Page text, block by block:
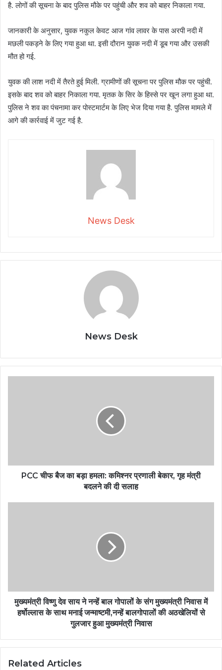
है. लोगों की सूचना के बाद पुलिस मौके पर पहुंची और शव को बाहर निकाला गया.
जानकारी के अनुसार, युवक नकुल केवट आज गांव लावर के पास अरपी नदी में
मछली पकड़ने के लिए गया हुआ था. इसी दौरान युवक नदी में डूब गया और उसकी
मौत हो गई.
युवक की लाश नदी में तैरते हुई मिली. ग्रामीणों की सूचना पर पुलिस मौक पर पहुंची.
इसके बाद शव को बाहर निकाला गया. मृतक के सिर के हिस्से पर खून लगा हुआ था.
पुलिस ने शव का पंचनामा कर पोस्टमार्टम के लिए भेज दिया गया है. पुलिस मामले में
आगे की कार्रवाई में जुट गई है.
News Desk
News Desk
PCC चीफ बैज का बड़ा हमला: कमिश्नर प्रणाली बेकार, गृह मंत्री
बदलने की दी सलाह
मुख्यमंत्री विष्णु देव साय ने नन्हें बाल गोपालों के संग मुख्यमंत्री निवास में
हर्षोल्लास के साथ मनाई जन्माष्टमी,नन्हें बालगोपालों की अठखेलियों से
गुलजार हुआ मुख्यमंत्री निवास
Related Articles